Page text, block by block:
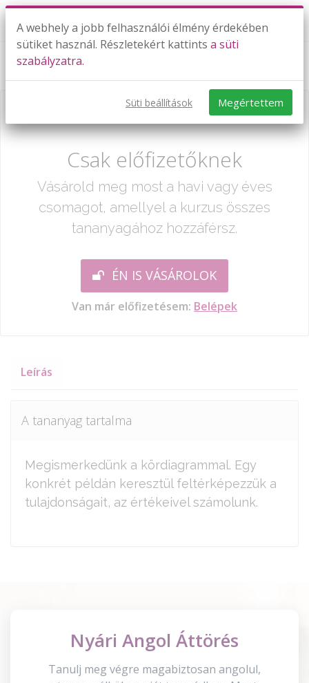
Már csak egy lépés:
Csak előfizetőknek
Vásárold meg most a havi vagy éves
csomagot, amellyel a kurzus összes
tananyagához hozzáférsz.
ÉN IS VÁSÁROLOK
Van már előfizetésem: Belépek
Leírás
A tananyag tartalma
Megismerkedünk a kördiagrammal. Egy
konkrét példán keresztül feltérképezzük a
tulajdonságait, az értékeivel számolunk.
Nyári Angol Áttörés
Tanulj meg végre magabiztosan angolul,
A webhely a jobb felhasználói élmény érdekében
sütiket használ. Részletekért kattints a süti
szabályzatra.
Süti beállítások Megértettem